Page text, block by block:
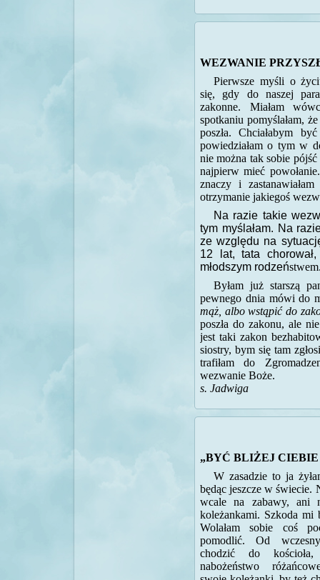
WEZWANIE
Pierwsze myśli o
się, gdy do naszej
zakonne. Miałam
spotkaniu pomyślałam,
poszła. Chciałabym
powiedziałam o tym w
nie można tak sobie
najpierw mieć
znaczy i
otrzymanie jakiegoś
Na razie takie
tym myślałam. Na
ze względu na
12 lat, tata
młodszym rodzeń
Byłam już starszą
pewnego dnia mówi do
mąż, albo wstąpić do
poszła do zakonu, ale
jest taki zakon
siostry, bym się tam
trafiłam do
wezwanie Boże.
s. Jadwiga
„BYĆ BLIŻEJ CIEBIE
W zasadzie to ja
będąc jeszcze w świecie.
wcale na zabawy, ani
koleżankami. Szkoda mi
Wolałam sobie coś
pomodlić. Od
chodzić do kościoła,
nabożeństwo